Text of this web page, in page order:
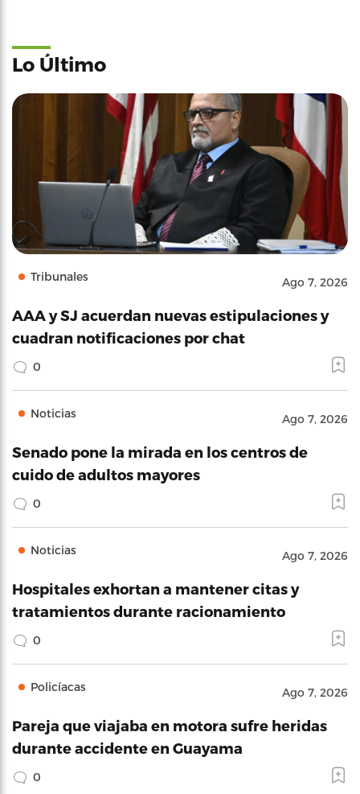
Lo Último
Tribunales Ago 7, 2026
AAA y SJ acuerdan nuevas estipulaciones y
cuadran notificaciones por chat
0
Noticias Ago 7, 2026
Senado pone la mirada en los centros de
cuido de adultos mayores
0
Noticias Ago 7, 2026
Hospitales exhortan a mantener citas y
tratamientos durante racionamiento
0
Policíacas Ago 7, 2026
Pareja que viajaba en motora sufre heridas
durante accidente en Guayama
0